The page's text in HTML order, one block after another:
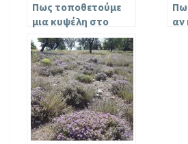
Πως τοποθετούμε
μια κυψέλη στο
μελισσοκομείο μας?
αν